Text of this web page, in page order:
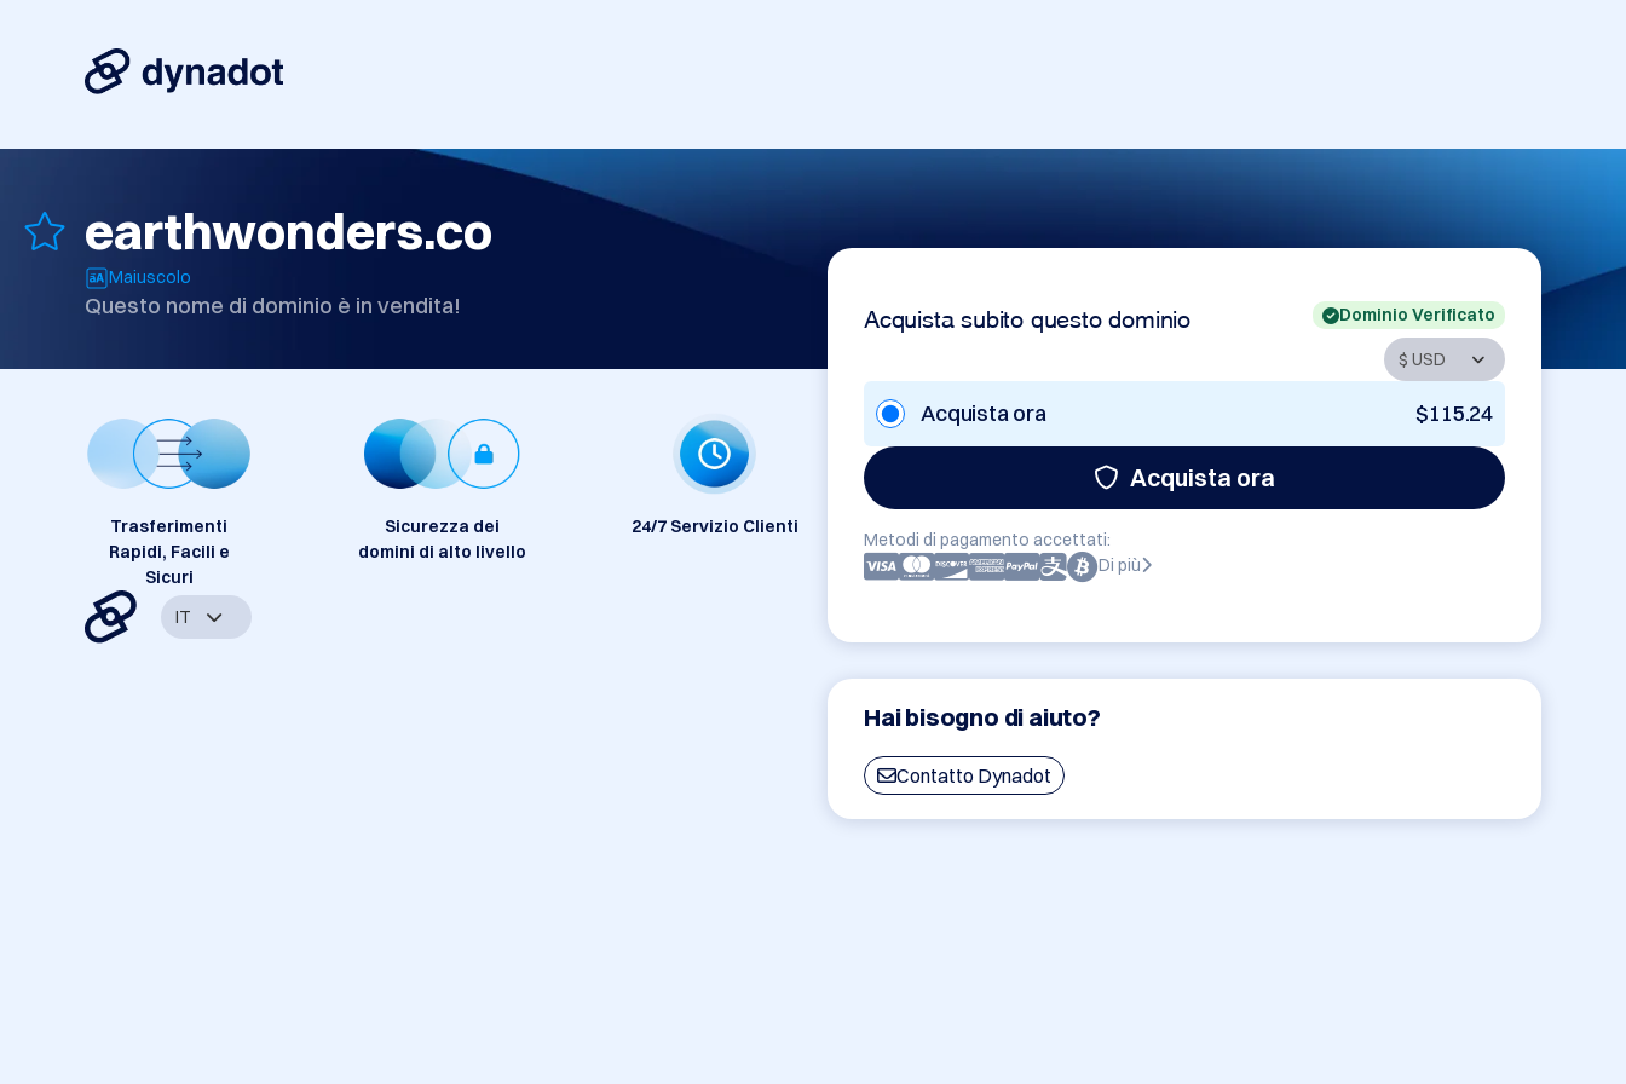
earthwonders.co
Maiuscolo
Questo nome di dominio è in vendita! Acquista subito questo dominio Dominio Verificato
Acquista ora $115.24
Acquista ora
Metodi di pagamento accettati:
Di più
Hai bisogno di aiuto?
Contatto Dynadot
Trasferimenti
Rapidi, Facili e
Sicuri
Sicurezza dei
domini di alto livello
24/7 Servizio Clienti
IT